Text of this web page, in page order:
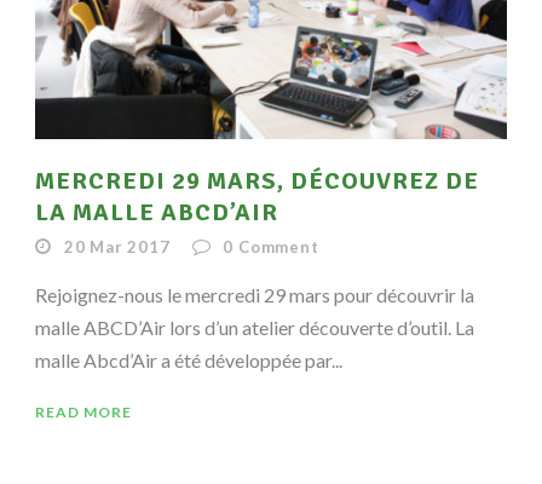
MERCREDI 29 MARS, DÉCOUVREZ DE
LA MALLE ABCD’AIR
20 Mar 2017 0 Comment
Rejoignez-nous le mercredi 29 mars pour découvrir la
malle ABCD’Air lors d’un atelier découverte d’outil. La
malle Abcd’Air a été développée par...
READ MORE